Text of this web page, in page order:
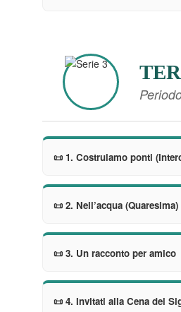
📜 1. Costruiamo ponti
📜 2. Nell’acqua (Quaresima)
📜 3. Un racconto per amico
📜 4. Invitati alla Cena del